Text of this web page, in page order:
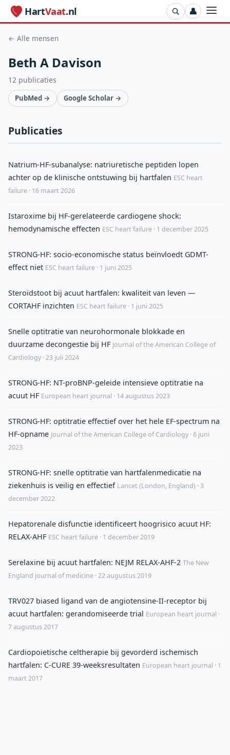
HartVaat.nl 👤
← Alle mensen
Beth A Davison
12 publicaties
PubMed → Google Scholar →
Publicaties
Natrium-HF-subanalyse: natriuretische peptiden lopen
achter op de klinische ontstuwing bij hartfalen ESC heart
failure · 16 maart 2026
Istaroxime bij HF-gerelateerde cardiogene shock:
hemodynamische effecten ESC heart failure · 1 december 2025
STRONG-HF: socio-economische status beïnvloedt GDMT-
effect niet ESC heart failure · 1 juni 2025
Steroïdstoot bij acuut hartfalen: kwaliteit van leven —
CORTAHF inzichten ESC heart failure · 1 juni 2025
Snelle optitratie van neurohormonale blokkade en
duurzame decongestie bij HF Journal of the American College of
Cardiology · 23 juli 2024
STRONG-HF: NT-proBNP-geleide intensieve optitratie na
acuut HF European heart journal · 14 augustus 2023
STRONG-HF: optitratie effectief over het hele EF-spectrum na
HF-opname Journal of the American College of Cardiology · 6 juni
2023
STRONG-HF: snelle optitratie van hartfalenmedicatie na
ziekenhuis is veilig en effectief Lancet (London, England) · 3
december 2022
Hepatorenale disfunctie identificeert hoogrisico acuut HF:
RELAX-AHF ESC heart failure · 1 december 2019
Serelaxine bij acuut hartfalen: NEJM RELAX-AHF-2 The New
England journal of medicine · 22 augustus 2019
TRV027 biased ligand van de angiotensine-II-receptor bij
acuut hartfalen: gerandomiseerde trial European heart journal ·
7 augustus 2017
Cardiopoietische celtherapie bij gevorderd ischemisch
hartfalen: C-CURE 39-weeksresultaten European heart journal · 1
maart 2017